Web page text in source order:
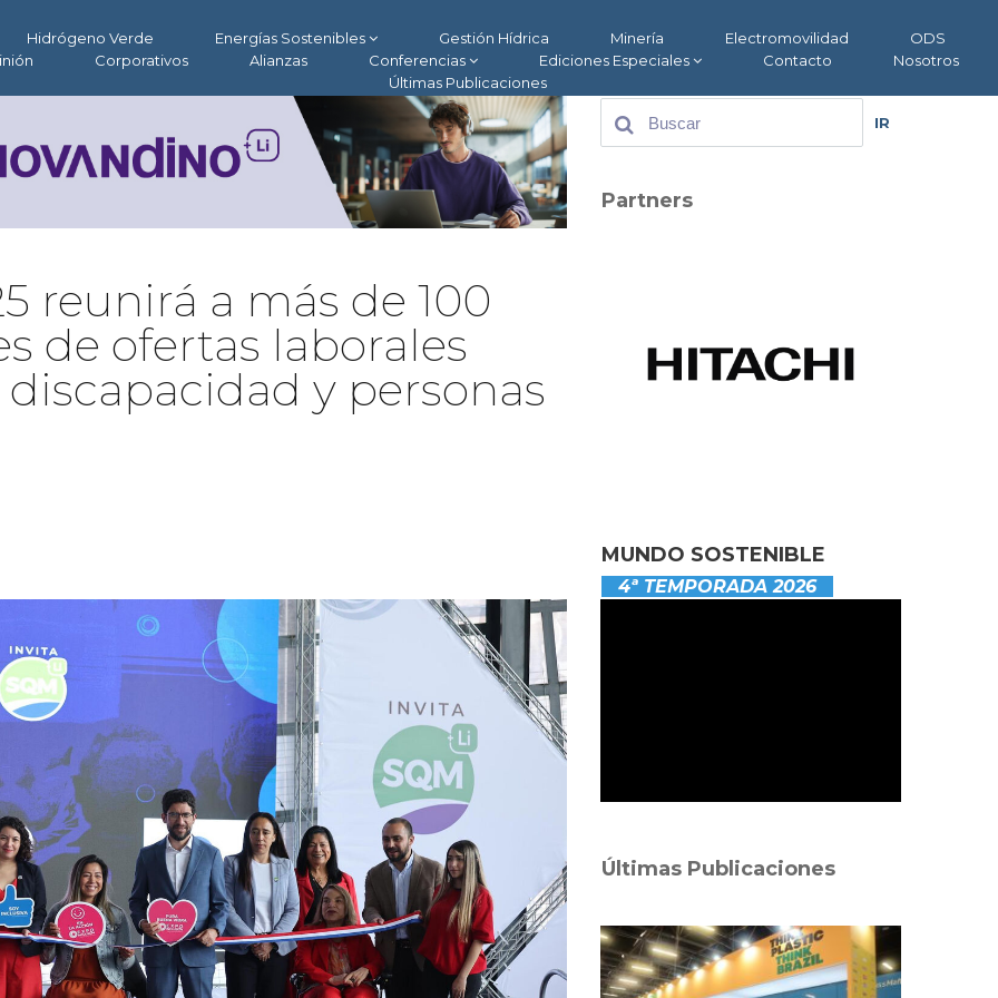
Hidrógeno Verde Energías Sostenibles Gestión Hídrica Minería Electromovilidad
ODS
Corporativos Alianzas Conferencias Ediciones Especiales Contacto
Nosotros
Últimas Publicaciones
reunirá a más de 100
de ofertas laborales
y personas
IR
Partners
MUNDO SOSTENIBLE
4ª TEMPORADA 2026
Últimas Publicaciones